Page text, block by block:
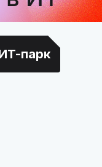
парк